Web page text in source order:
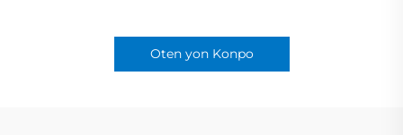
Oten yon Konpo